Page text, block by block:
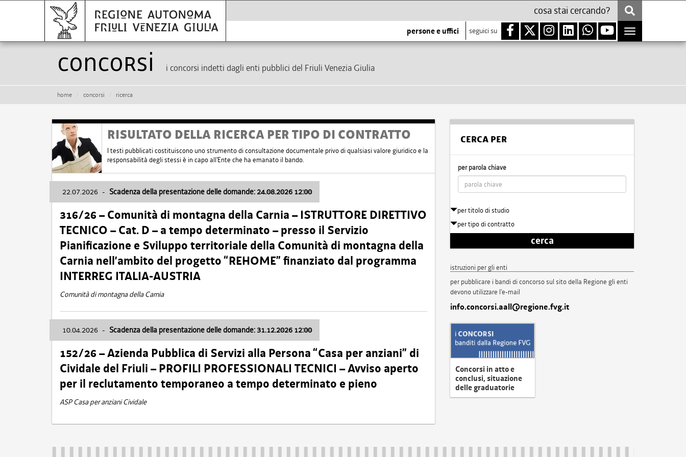
persone e uffici seguici su
Toggle
navigation
Concorsi i concorsi indetti dagli enti pubblici del Friuli Venezia Giulia
home concorsi ricerca
RISULTATO DELLA RICERCA PER TIPO DI CONTRATTO
I testi pubblicati costituiscono uno strumento di consultazione documentale privo di qualsiasi valore giuridico e la
responsabilità degli stessi è in capo all'Ente che ha emanato il bando.
22.07.2026 - Scadenza della presentazione delle domande: 24.08.2026 12:00
316/26 – Comunità di montagna della Carnia – ISTRUTTORE DIRETTIVO
TECNICO – Cat. D – a tempo determinato – presso il Servizio
Pianificazione e Sviluppo territoriale della Comunità di montagna della
Carnia nell’ambito del progetto “REHOME” finanziato dal programma
INTERREG ITALIA-AUSTRIA
Comunità di montagna della Carnia
10.04.2026 - Scadenza della presentazione delle domande: 31.12.2026 12:00
152/26 – Azienda Pubblica di Servizi alla Persona “Casa per anziani” di
Cividale del Friuli – PROFILI PROFESSIONALI TECNICI – Avviso aperto
per il reclutamento temporaneo a tempo determinato e pieno
ASP Casa per anziani Cividale
CERCA PER
per parola chiave
per titolo di studio
per tipo di contratto
cerca
istruzioni per gli enti
per pubblicare i bandi di concorso sul sito della Regione gli enti
devono utilizzare l'e-mail
info.concorsi.aall@regione.fvg.it
Concorsi in atto e
conclusi, situazione
delle graduatorie